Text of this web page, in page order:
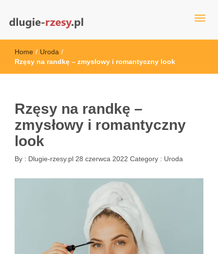
dlugie-rzesy.pl
Home / Uroda /
Rzęsy na randkę – zmysłowy i romantyczny look
Rzęsy na randkę –
zmysłowy i romantyczny
look
By : Dlugie-rzesy.pl 28 czerwca 2022 Category : Uroda